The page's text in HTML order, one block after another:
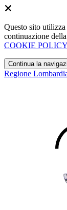
Questo sito
continuazione
COOKIE POLICY
Continua la
Regione